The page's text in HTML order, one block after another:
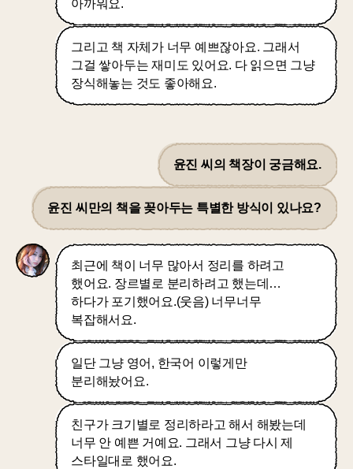
아까워요.
그리고 책 자체가 너무 예쁘잖아요. 그래서
그걸 쌓아두는 재미도 있어요. 다 읽으면 그냥
장식해놓는 것도 좋아해요.
윤진 씨의 책장이 궁금해요.
윤진 씨만의 책을 꽂아두는 특별한 방식이 있나요?
최근에 책이 너무 많아서 정리를 하려고
했어요. 장르별로 분리하려고 했는데…
하다가 포기했어요.(웃음) 너무너무
복잡해서요.
일단 그냥 영어, 한국어 이렇게만
분리해놨어요.
친구가 크기별로 정리하라고 해서 해봤는데
너무 안 예쁜 거예요. 그래서 그냥 다시 제
스타일대로 했어요.